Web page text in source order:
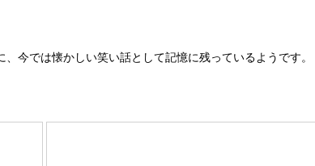
今では懐かしい笑い話として記憶に残っているようです。